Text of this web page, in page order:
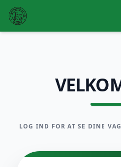
LOG IND FOR AT SE DINE